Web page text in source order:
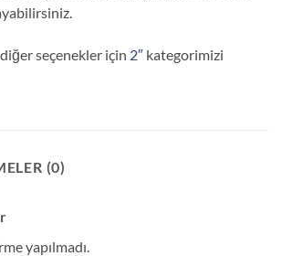
seçenekler için 2″ kategorimizi
(0)
yapılmadı.